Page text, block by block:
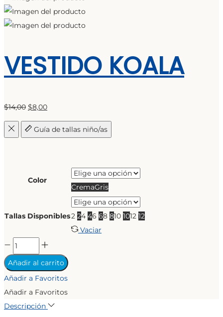
VESTIDO KOALA
$14,00 El
precio
original
$8,00El
precio
actual
Guía de tallas niño/as
Color
CremaGris
Tallas Disponibles2 24 46 68 810 1012 12
Vaciar
VESTIDO
KOALA
cantidad
Añadir al carrito
Añadir a Favoritos
Añadir a Favoritos
Descripción